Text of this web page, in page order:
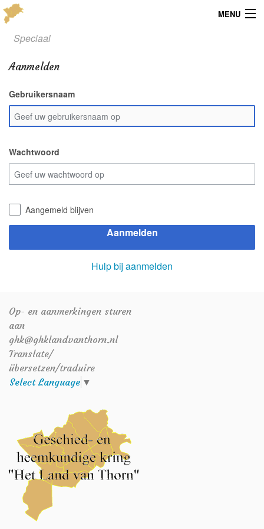
MENU
Menu
Publicaties
Dialect
Locaties
Kaarten
Overig
Verenigingsinfo
Speciaal
Aanmelden
Gebruikersnaam
Wachtwoord
Aangemeld blijven
Aanmelden
Hulp bij aanmelden
Op- en aanmerkingen sturen
aan
ghk@ghklandvanthorn.nl
Translate/
übersetzen/traduire
Select Language ▼